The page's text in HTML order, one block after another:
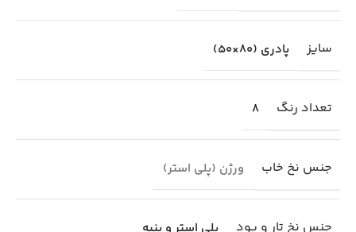
سایز پادری (80×50)
تعداد رنگ 8
جنس نخ خاب ورژن (پلی استر)
جنس نخ تار و پود پلی استر و پنبه